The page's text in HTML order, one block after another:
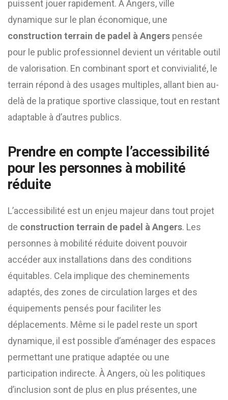
puissent jouer rapidement. À Angers, ville
dynamique sur le plan économique, une
construction terrain de padel à Angers pensée
pour le public professionnel devient un véritable outil
de valorisation. En combinant sport et convivialité, le
terrain répond à des usages multiples, allant bien au-
delà de la pratique sportive classique, tout en restant
adaptable à d’autres publics.
Prendre en compte l’accessibilité
pour les personnes à mobilité
réduite
L’accessibilité est un enjeu majeur dans tout projet
de construction terrain de padel à Angers. Les
personnes à mobilité réduite doivent pouvoir
accéder aux installations dans des conditions
équitables. Cela implique des cheminements
adaptés, des zones de circulation larges et des
équipements pensés pour faciliter les
déplacements. Même si le padel reste un sport
dynamique, il est possible d’aménager des espaces
permettant une pratique adaptée ou une
participation indirecte. À Angers, où les politiques
d’inclusion sont de plus en plus présentes, une